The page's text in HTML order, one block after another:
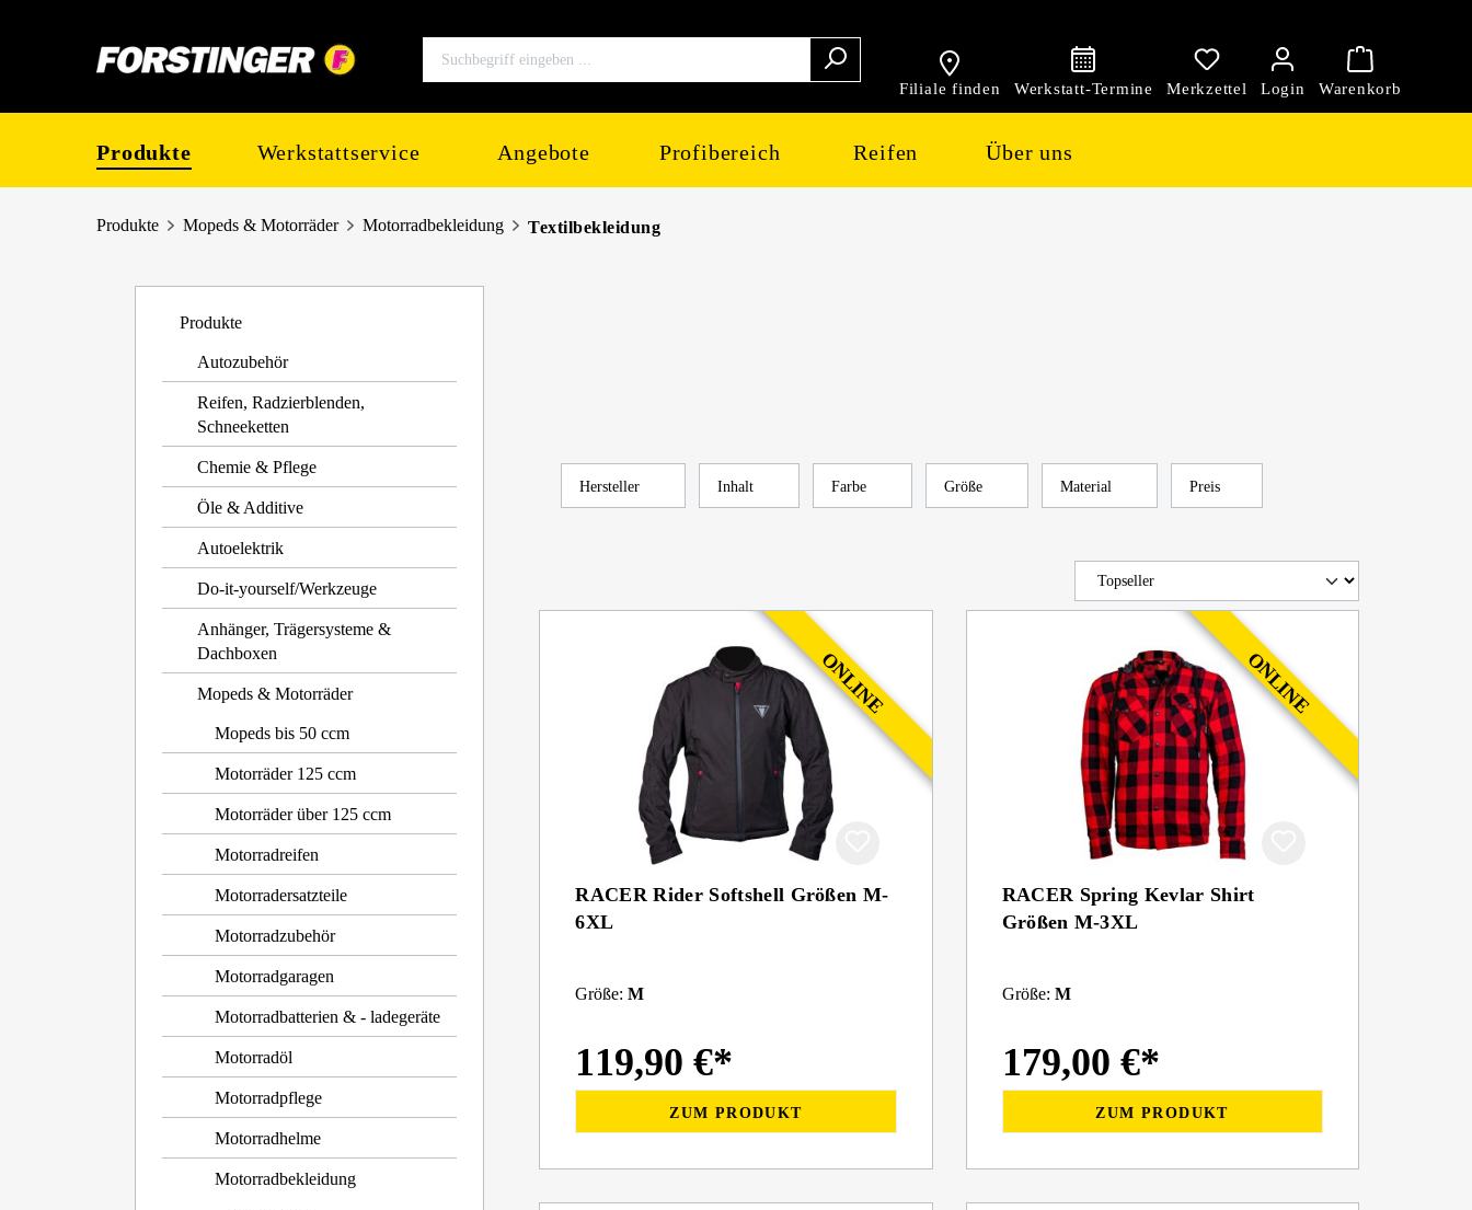
Filiale finden
Produkte Werkstattservice Angebote Profibereich Reifen Über uns
Produkte Mopeds & Motorräder Motorradbekleidung Textilbekleidung
Produkte
Autozubehör
Reifen, Radzierblenden,
Schneeketten
Chemie & Pflege
Öle & Additive
Autoelektrik
Do-it-yourself/Werkzeuge
Anhänger, Trägersysteme &
Dachboxen
Mopeds & Motorräder
Mopeds bis 50 ccm
Motorräder 125 ccm
Motorräder über 125 ccm
Motorradreifen
Motorradersatzteile
Motorradzubehör
Motorradgaragen
Motorradbatterien & - ladegeräte
Motorradöl
Motorradpflege
Motorradhelme
Motorradbekleidung
Hersteller Inhalt Farbe Größe Material Preis
RACER Rider Softshell Größen M-
6XL
Größe:M
119,90 €*
ZUM PRODUKT
RACER Spring Kevlar Shirt
Größen M-3XL
Größe: M
179,00 €*
ZUM PRODUKT